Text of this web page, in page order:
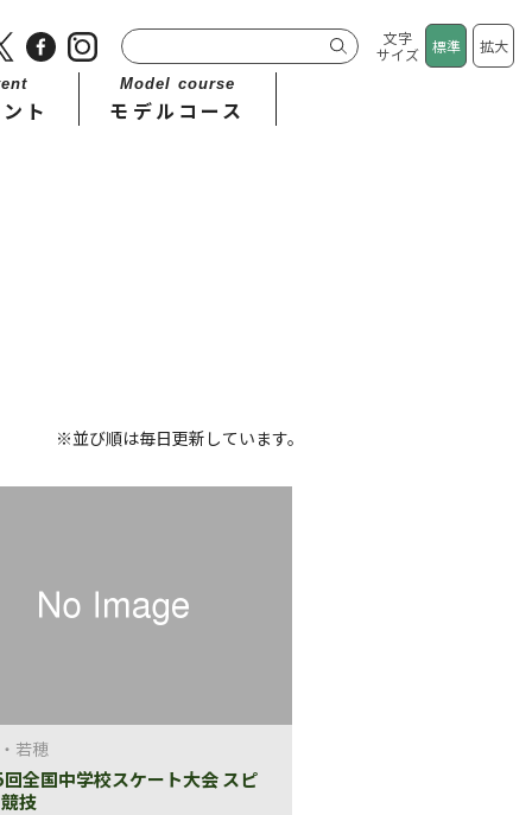
文字
サイズ
標準 拡大
ト
Model course
モデルコース
※並び順は毎日更新しています。
若穂
全国中学校スケート大会 スピ
技